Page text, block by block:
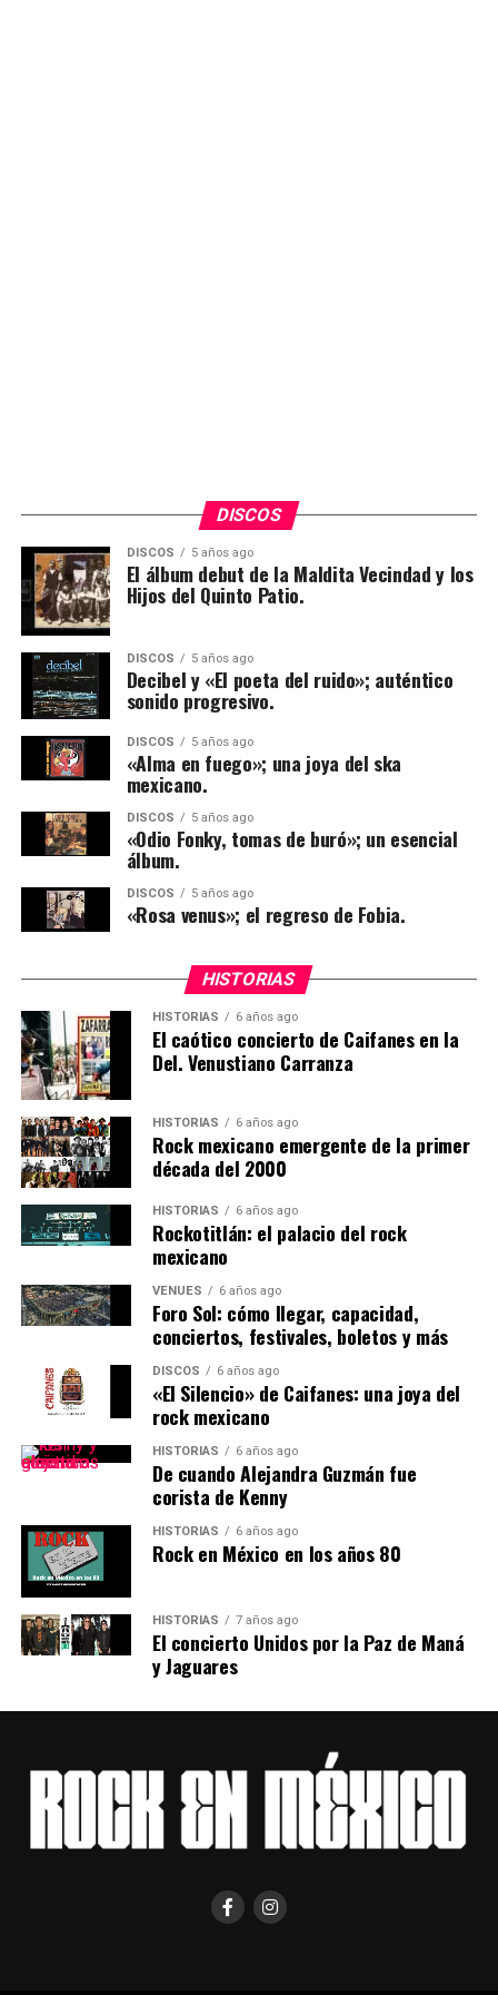
Los boletos para estas presentaciones comenzarán a
venderse este 13 y 14 de julio primeramente para
tarjetahabientes citibanamex a través de
Comments
comments
DISCOS
DISCOS 5 años ago
El álbum debut de la Maldita Vecindad y los
Hijos del Quinto Patio.
DISCOS 5 años ago
Decibel y «El poeta del ruido»; auténtico
sonido progresivo.
DISCOS 5 años ago
«Alma en fuego»; una joya del ska
mexicano.
DISCOS 5 años ago
«Odio Fonky, tomas de buró»; un esencial
álbum.
DISCOS 5 años ago
«Rosa venus»; el regreso de Fobia.
HISTORIAS
HISTORIAS 6 años ago
El caótico concierto de Caifanes en la
Del. Venustiano Carranza
HISTORIAS 6 años ago
Rock mexicano emergente de la primer
década del 2000
HISTORIAS 6 años ago
Rockotitlán: el palacio del rock
mexicano
VENUES 6 años ago
Foro Sol: cómo llegar, capacidad,
conciertos, festivales, boletos y más
DISCOS 6 años ago
«El Silencio» de Caifanes: una joya del
rock mexicano
HISTORIAS 6 años ago
De cuando Alejandra Guzmán fue
corista de Kenny
HISTORIAS 6 años ago
Rock en México en los años 80
HISTORIAS 7 años ago
El concierto Unidos por la Paz de Maná
y Jaguares